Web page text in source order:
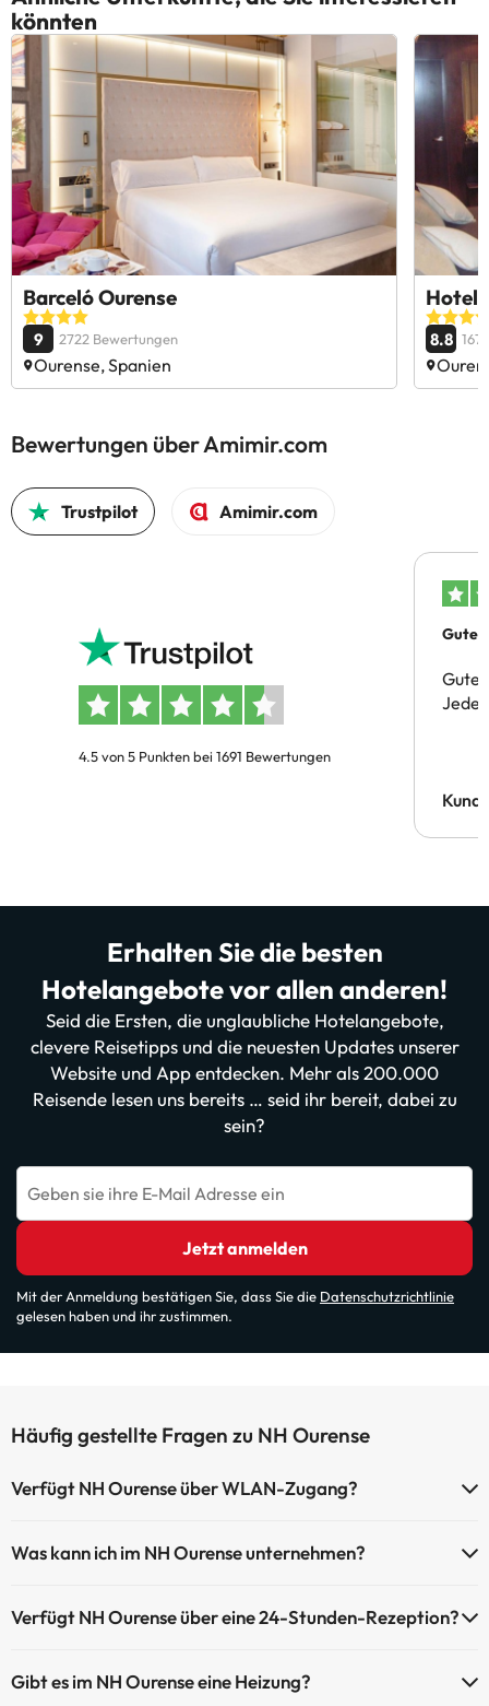
könnten
Barceló Ourense
9 2722 Bewertungen
Ourense, Spanien
Hotel
8.8
Bewertungen über Amimir.com
Trustpilot Amimir.com
4.5 von 5 Punkten bei 1691 Bewertungen
Gutes
Gute
Erhalten Sie die besten
Hotelangebote vor allen anderen!
Seid die Ersten, die unglaubliche Hotelangebote,
clevere Reisetipps und die neuesten Updates unserer
Website und App entdecken. Mehr als 200.000
Reisende lesen uns bereits … seid ihr bereit, dabei zu
sein?
Geben sie ihre E-Mail Adresse ein
Jetzt anmelden
Mit der Anmeldung bestätigen Sie, dass Sie die Datenschutzrichtlinie
gelesen haben und ihr zustimmen.
Häufig gestellte Fragen zu NH Ourense
Verfügt NH Ourense über WLAN-Zugang?
Was kann ich im NH Ourense unternehmen?
können kostenpflichtig sein):
Verfügt NH Ourense über eine 24-Stunden-Rezeption?
Gibt es im NH Ourense eine Heizung?